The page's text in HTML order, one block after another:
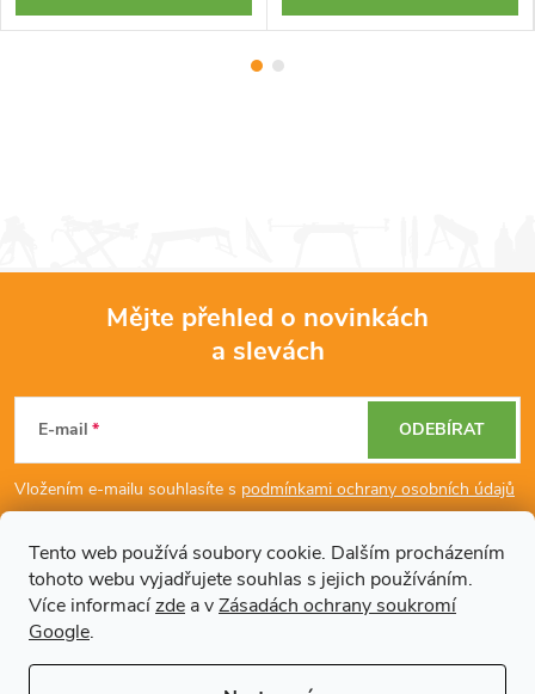
Tento web používá soubory cookie. Dalším procházením
tohoto webu vyjadřujete souhlas s jejich používáním.
Více informacízde a vZásadách ochrany soukromí
Google.
p
Mějte přehled o novinkách
a slevách
E-mail
Vložením e-mailu souhlasíte s podmínkami ochrany osobních údajů
ODEBÍRAT
Dodatečné informace